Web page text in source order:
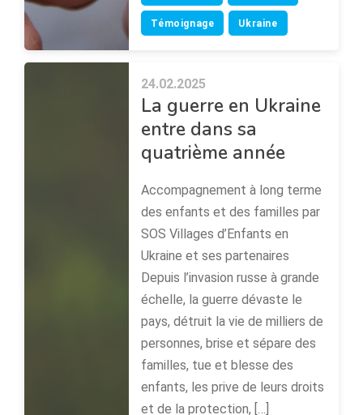
Témoignage Ukraine
24.02.2025
La guerre en Ukraine
entre dans sa
quatrième année
Accompagnement à long terme
des enfants et des familles par
SOS Villages d’Enfants en
Ukraine et ses partenaires
Depuis l’invasion russe à grande
échelle, la guerre dévaste le
pays, détruit la vie de milliers de
personnes, brise et sépare des
familles, tue et blesse des
enfants, les prive de leurs droits
et de la protection, […]